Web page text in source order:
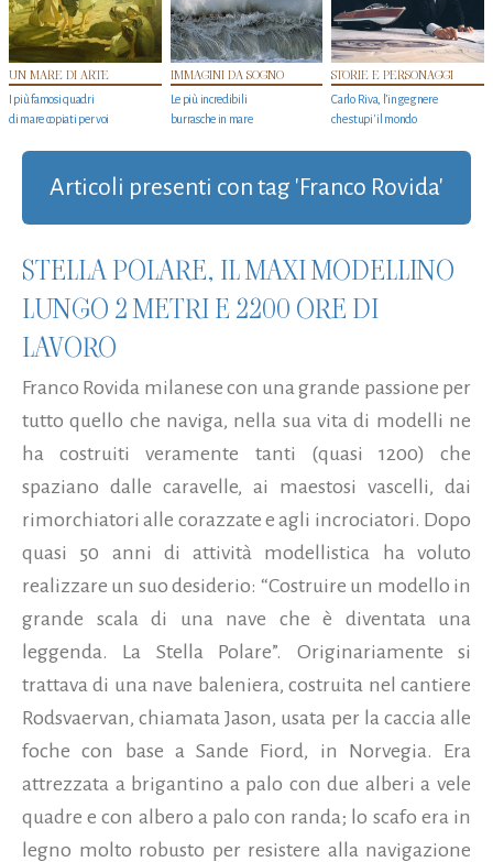
UN MARE DI ARTE
I più famosi quadri
di mare copiati per voi
IMMAGINI DA SOGNO
Le più incredibili
burrasche in mare
STORIE E PERSONAGGI
Carlo Riva, l’ingegnere
che stupi' il mondo
Articoli presenti con tag 'Franco Rovida'
STELLA POLARE, IL MAXI MODELLINO
LUNGO 2 METRI E 2200 ORE DI
LAVORO
Franco Rovida milanese con una grande passione per
tutto quello che naviga, nella sua vita di modelli ne
ha costruiti veramente tanti (quasi 1200) che
spaziano dalle caravelle, ai maestosi vascelli, dai
rimorchiatori alle corazzate e agli incrociatori. Dopo
quasi 50 anni di attività modellistica ha voluto
realizzare un suo desiderio: “Costruire un modello in
grande scala di una nave che è diventata una
leggenda. La Stella Polare”. Originariamente si
trattava di una nave baleniera, costruita nel cantiere
Rodsvaervan, chiamata Jason, usata per la caccia alle
foche con base a Sande Fiord, in Norvegia. Era
attrezzata a brigantino a palo con due alberi a vele
quadre e con albero a palo con randa; lo scafo era in
legno molto robusto per resistere alla navigazione